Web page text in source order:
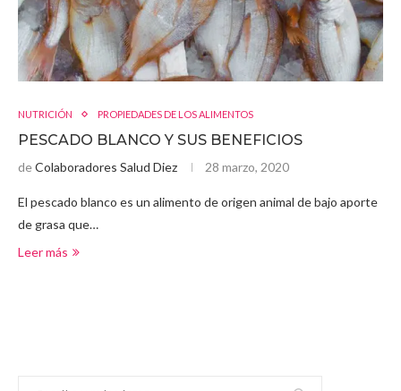
NUTRICIÓN PROPIEDADES DE LOS ALIMENTOS
PESCADO BLANCO Y SUS BENEFICIOS
deColaboradores Salud Diez 28 marzo, 2020
El pescado blanco es un alimento de origen animal de bajo aporte
de grasa que…
Leer más